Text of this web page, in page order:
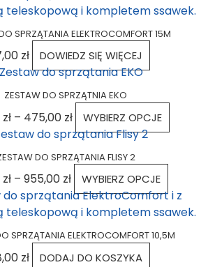
SPRZĄTANIA ELEKTROCOMFORT 15M
zł DOWIEDZ SIĘ WIĘCEJ
ZESTAW DO SPRZĄTNIA EKO
zł – 475,00 zł WYBIERZ OPCJE
DO SPRZĄTANIA FLISY 2
zł – 955,00 zł WYBIERZ OPCJE
SPRZĄTANIA ELEKTROCOMFORT 10,5M
zł DODAJ DO KOSZYKA